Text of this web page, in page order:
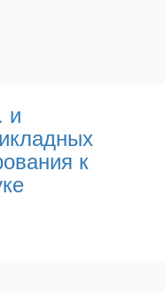
и
к